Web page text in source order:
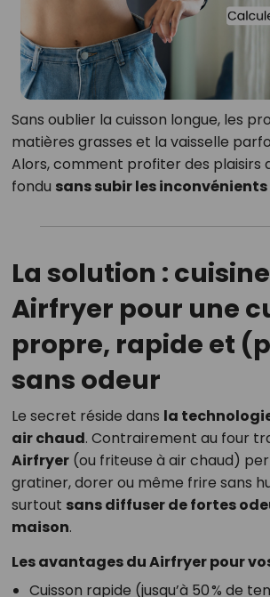
Sans oublier la cuisson longue, les
matières grasses et la vaisselle
Alors, comment profiter des plaisirs
fondu sans subir les inconvénients
La solution :
Airfryer pour une
propre, rapide et
sans odeur
Le secret réside dans la
air chaud. Contrairement au four
Airfryer(ou friteuse à air chaud)
gratiner, dorer ou même frire sans
surtout sans diffuser de fortes
maison.
Les avantages du Airfryer pour
Cuisson rapide (jusqu’à 50 % de